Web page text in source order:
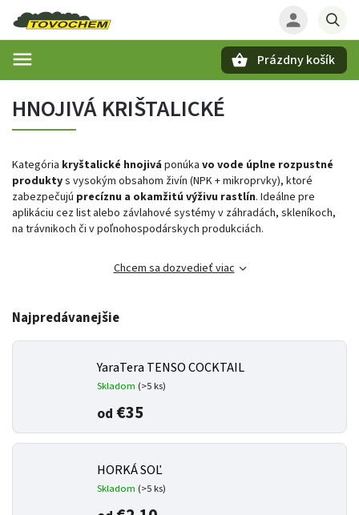
Prázdny košík
HNOJIVÁ KRIŠTALICKÉ
Kategória kryštalické hnojivá ponúka vo vode úplne rozpustné
produktys vysokým obsahom živín (NPK + mikroprvky), ktoré
zabezpečujú precíznu a okamžitú výživu rastlín. Ideálne pre
aplikáciu cez list alebo závlahové systémy v záhradách, skleníkoch,
na trávnikoch či v poľnohospodárskych produkciách.
Chcem sa dozvedieť viac
Najpredávanejšie
YaraTera TENSO COCKTAIL
Skladom (>5 ks)
od €35
HORKÁ SOĽ
Skladom (>5 ks)